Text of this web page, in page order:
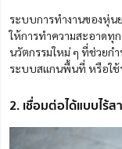
ระบบการทำงานของหุ่น
ให้การทำความสะอาดทุ
นวัตกรรมใหม่ ๆ ที่ช่วยก
ระบบสแกนพื้นที่ หรือใช้
2. เชื่อมต่อได้แบบไร้ส